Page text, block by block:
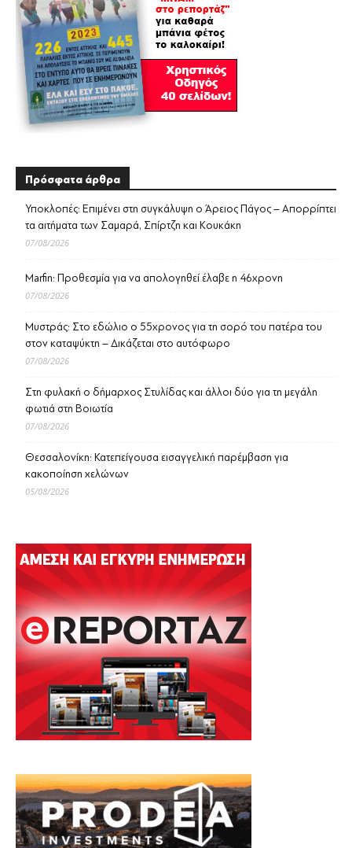
Πρόσφατα άρθρα
Υποκλοπές: Επιμένει στη συγκάλυψη ο Άρειος Πάγος – Απορρίπτει
τα αιτήματα των Σαμαρά, Σπίρτζη και Κουκάκη
07/08/2026
Marfin: Προθεσμία για να απολογηθεί έλαβε η 46χρονη
07/08/2026
Μυστράς: Στο εδώλιο ο 55χρονος για τη σορό του πατέρα του
στον καταψύκτη – Δικάζεται στο αυτόφωρο
07/08/2026
Στη φυλακή ο δήμαρχος Στυλίδας και άλλοι δύο για τη μεγάλη
φωτιά στη Βοιωτία
07/08/2026
Θεσσαλονίκη: Κατεπείγουσα εισαγγελική παρέμβαση για
κακοποίηση χελώνων
05/08/2026